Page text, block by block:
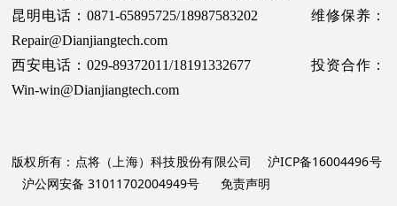
昆明电话：0871-65895725/18987583202 维修保养：
Repair@Dianjiangtech.com
西安电话：029-89372011/18191332677 投资合作：
Win-win@Dianjiangtech.com
版权所有：点将（上海）科技股份有限公司 沪ICP备16004496号
沪公网安备 31011702004949号
免责声明